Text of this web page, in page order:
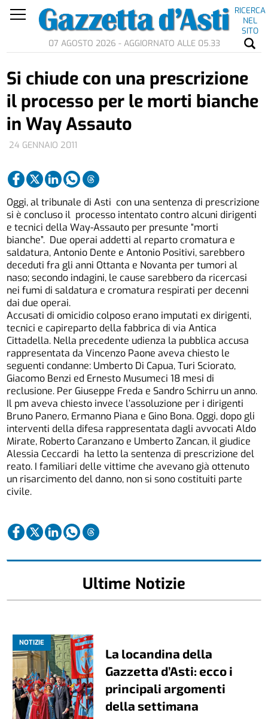
RICERCA
NEL
SITO
07 AGOSTO 2026 - AGGIORNATO ALLE 05.33
24 GENNAIO 2011
Si chiude con una prescrizione
il processo per le morti bianche
in Way Assauto
Oggi, al tribunale di Asti con una sentenza di prescrizione
si è concluso il processo intentato contro alcuni dirigenti
e tecnici della Way-Assauto per presunte “morti
bianche”. Due operai addetti al reparto cromatura e
saldatura, Antonio Dente e Antonio Positivi, sarebbero
deceduti fra gli anni Ottanta e Novanta per tumori al
naso; secondo indagini, le cause sarebbero da ricercasi
nei fumi di saldatura e cromatura respirati per decenni
dai due operai.
Accusati di omicidio colposo erano imputati ex dirigenti,
tecnici e capireparto della fabbrica di via Antica
Cittadella. Nella precedente udienza la pubblica accusa
rappresentata da Vincenzo Paone aveva chiesto le
seguenti condanne: Umberto Di Capua, Turi Sciorato,
Giacomo Benzi ed Ernesto Musumeci 18 mesi di
reclusione. Per Giuseppe Freda e Sandro Schirru un anno.
Il pm aveva chiesto invece l’assoluzione per i dirigenti
Bruno Panero, Ermanno Piana e Gino Bona. Oggi, dopo gli
interventi della difesa rappresentata dagli avvocati Aldo
Mirate, Roberto Caranzano e Umberto Zancan, il giudice
Alessia Ceccardi ha letto la sentenza di prescrizione del
reato. I familiari delle vittime che avevano già ottenuto
un risarcimento del danno, non si sono costituiti parte
civile.
Ultime Notizie
NOTIZIE
La locandina della
Gazzetta d’Asti: ecco i
principali argomenti
della settimana